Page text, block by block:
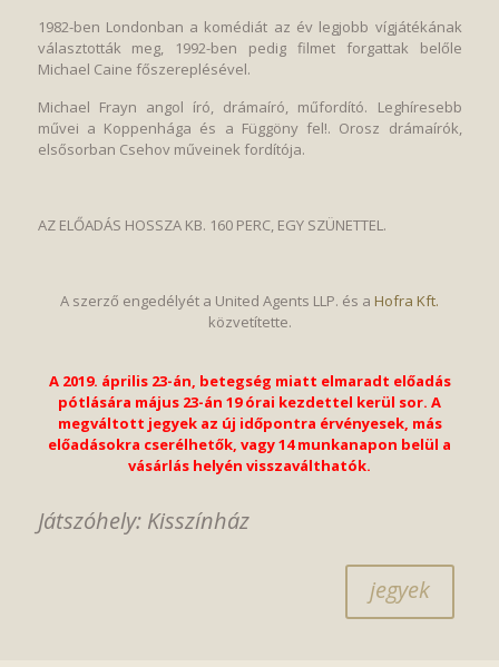
1982-ben Londonban a komédiát az év legjobb vígjátékának
választották meg, 1992-ben pedig filmet forgattak belőle
Michael Caine főszereplésével.
Michael Frayn angol író, drámaíró, műfordító. Leghíresebb
művei a Koppenhága és a Függöny fel!. Orosz drámaírók,
elsősorban Csehov műveinek fordítója.
AZ ELŐADÁS HOSSZA KB. 160 PERC, EGY SZÜNETTEL.
A szerző engedélyét a United Agents LLP. és a Hofra Kft.
közvetítette.
A 2019. április 23-án, betegség miatt elmaradt előadás
pótlására május 23-án 19 órai kezdettel kerül sor. A
megváltott jegyek az új időpontra érvényesek, más
előadásokra cserélhetők, vagy 14 munkanapon belül a
vásárlás helyén visszaválthatók.
Játszóhely: Kisszínház
jegyek